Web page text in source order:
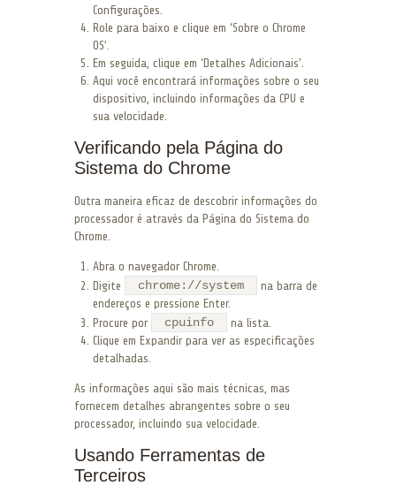
Configurações.
Role para baixo e clique em ‘Sobre o Chrome
OS’.
Em seguida, clique em ‘Detalhes Adicionais’.
Aqui você encontrará informações sobre o seu
dispositivo, incluindo informações da CPU e
sua velocidade.
Verificando pela Página do
Sistema do Chrome
Outra maneira eficaz de descobrir informações do
processador é através da Página do Sistema do
Chrome.
Abra o navegador Chrome.
Digite
chrome://system
na barra de
endereços e pressione Enter.
Procure por
cpuinfo
na lista.
Clique em Expandir para ver as especificações
detalhadas.
As informações aqui são mais técnicas, mas
fornecem detalhes abrangentes sobre o seu
processador, incluindo sua velocidade.
Usando Ferramentas de
Terceiros